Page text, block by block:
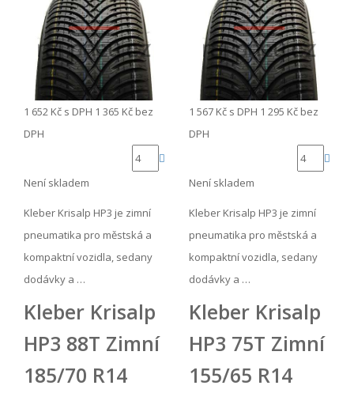
1 652 Kč s DPH 1 365 Kč bez
DPH
Není skladem
Kleber Krisalp HP3 je zimní
pneumatika pro městská a
kompaktní vozidla, sedany
dodávky a …
1 567 Kč s DPH 1 295 Kč bez
DPH
Není skladem
Kleber Krisalp HP3 je zimní
pneumatika pro městská a
kompaktní vozidla, sedany
dodávky a …
Kleber Krisalp
HP3 88T Zimní
185/70 R14
Kleber Krisalp
HP3 75T Zimní
155/65 R14